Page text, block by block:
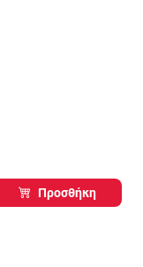
Προσθήκη